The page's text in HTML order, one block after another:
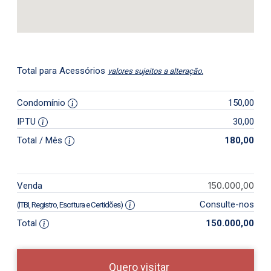
Total para Acessórios valores sujeitos a alteração.
Condomínio
150,00
IPTU
30,00
Total / Mês
180,00
Venda 150.000,00
(ITBI, Registro, Escritura e Certidões)
Consulte-nos
Total
150.000,00
Quero visitar